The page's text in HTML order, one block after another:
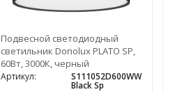
Подвесной светодиодный
светильник Donolux PLATO SP,
60Вт, 3000К, черный
Артикул: S111052D600WW
Black Sp